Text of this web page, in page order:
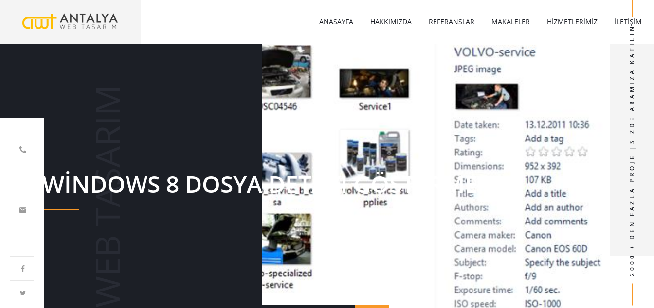
ANASAYFA HAKKIMIZDA REFERANSLAR MAKALELER HIZMETLERIMIZ İLETIŞIM
WEB TASARIM
WINDOWS 8 DOSYA DETAYI GÖSTERME 2000 + DEN FAZLA PROJE |SIZDE ARAMIZA KATILIN